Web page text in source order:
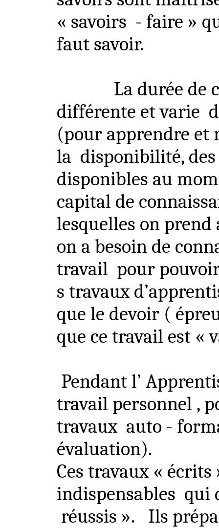
« savoirs - faire »
faut savoir.
La durée de
différente et varie
(pour apprendre et
la disponibilité,
disponibles au
capital de
lesquelles on
on a besoin de
travail pour
s travaux
que le devoir (
que ce travail est «
Pendant l’
travail personnel ,
travaux auto -
évaluation).
Ces travaux «
indispensables qui
réussis ».
Ils